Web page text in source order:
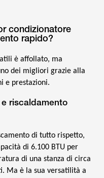
condizionatore
rapido?
è affollato, ma
dei migliori grazie alla
e prestazioni.
riscaldamento
di tutto rispetto,
di 6.100 BTU per
di una stanza di circa
Ma è la sua versatilità a